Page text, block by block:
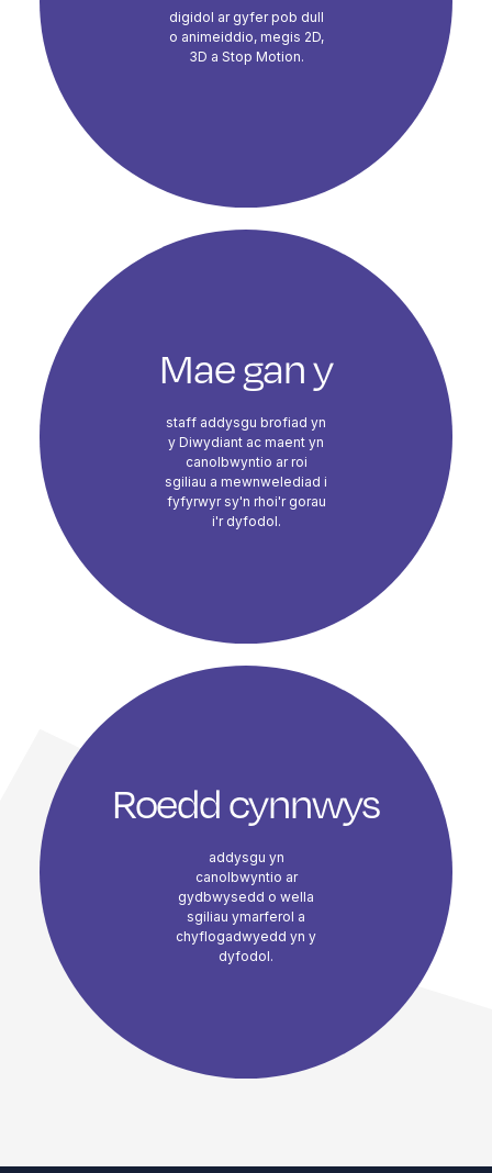
digidol ar gyfer pob dull
o animeiddio, megis 2D,
3D a Stop Motion.
Mae gan y
staff addysgu brofiad yn
y Diwydiant ac maent yn
canolbwyntio ar roi
sgiliau a mewnwelediad i
fyfyrwyr sy'n rhoi'r gorau
i'r dyfodol.
Roedd cynnwys
addysgu yn
canolbwyntio ar
gydbwysedd o wella
sgiliau ymarferol a
chyflogadwyedd yn y
dyfodol.